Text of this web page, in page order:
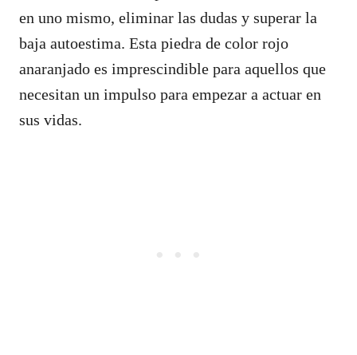
en uno mismo, eliminar las dudas y superar la
baja autoestima. Esta piedra de color rojo
anaranjado es imprescindible para aquellos que
necesitan un impulso para empezar a actuar en
sus vidas.